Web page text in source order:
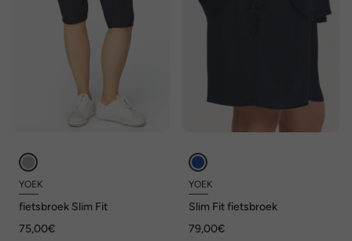
YOEK
fietsbroek Slim Fit
75,00€
YOEK
Slim Fit fietsbroek
79,00€